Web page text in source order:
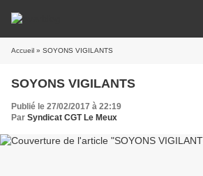
Accueil » SOYONS VIGILANTS
SOYONS VIGILANTS
Publié le 27/02/2017 à 22:19
Par Syndicat CGT Le Meux